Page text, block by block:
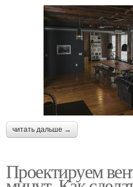
читать дальше →
Проектируем